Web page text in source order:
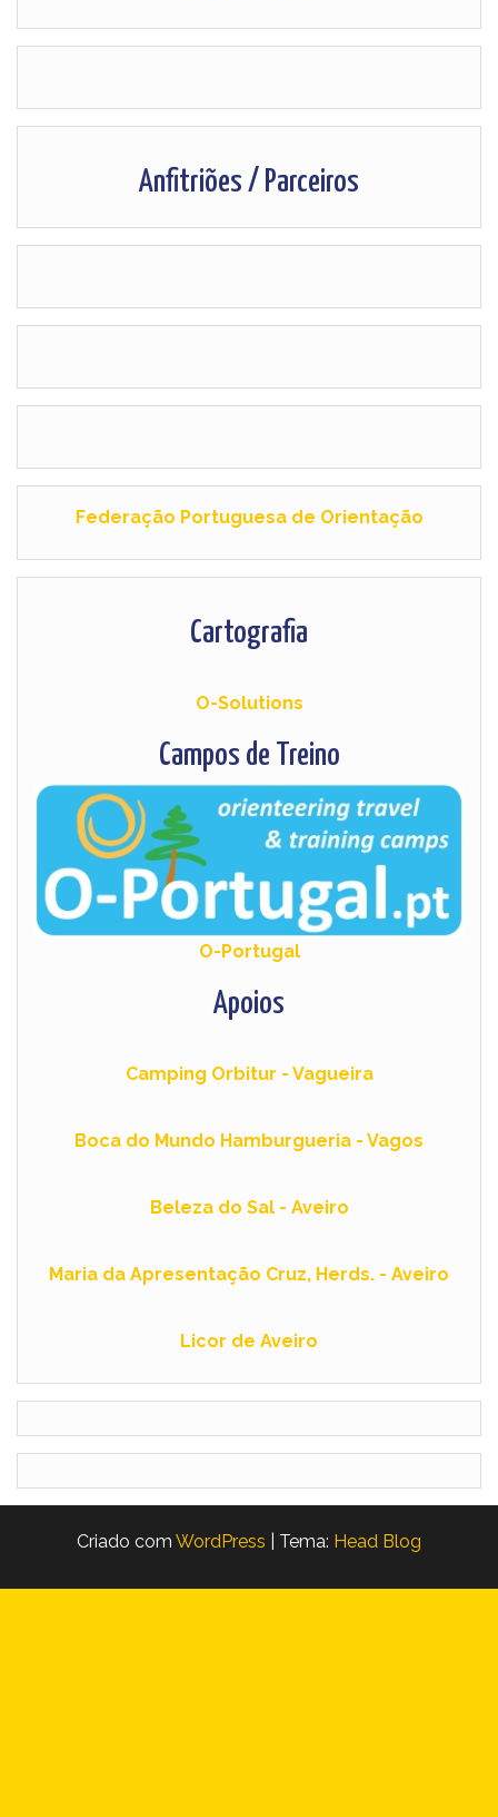
Anfitriões / Parceiros
Federação Portuguesa de Orientação
Cartografia
O-Solutions
Campos de Treino
O-Portugal
Apoios
Camping Orbitur - Vagueira
Boca do Mundo Hamburgueria - Vagos
Beleza do Sal - Aveiro
Maria da Apresentação Cruz, Herds. - Aveiro
Licor de Aveiro
Criado com WordPress Tema: Head Blog